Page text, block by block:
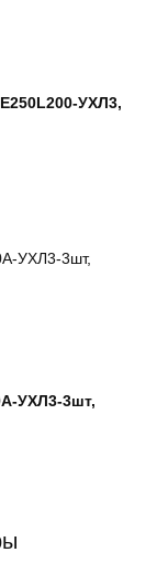
УХЛ3,
УХЛ3-3шт,